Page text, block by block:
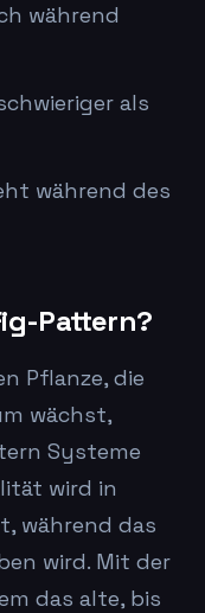
während
als
während des
Pattern?
Pflanze, die
wächst,
Systeme
wird in
während das
wird. Mit der
das alte, bis